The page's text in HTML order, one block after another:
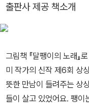
출판사 제공 책소개
그림책 『달팽이의 노래』로 우리에게 웃음꽃 한 다발을 안겨 준 김유
미 작가의 신작 제6회 상상만발 책그림전 당선작 바람과 달팽이의 따
뜻한 만남이 들려주는 상
들이 살고 있었어요. 팽이